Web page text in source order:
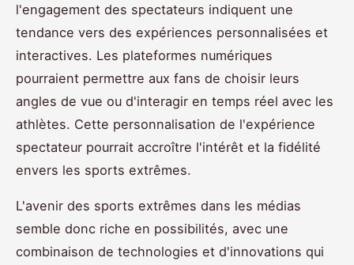
l'engagement des spectateurs indiquent une
tendance vers des expériences personnalisées et
interactives. Les plateformes numériques
pourraient permettre aux fans de choisir leurs
angles de vue ou d'interagir en temps réel avec les
athlètes. Cette personnalisation de l'expérience
spectateur pourrait accroître l'intérêt et la fidélité
envers les sports extrêmes.
L'avenir des sports extrêmes dans les médias
semble donc riche en possibilités, avec une
combinaison de technologies et d'innovations qui